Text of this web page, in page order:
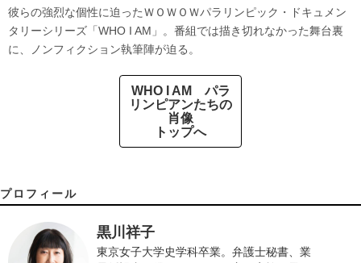
彼らの強烈な個性に迫ったＷＯＷＯＷパラリンピック・ドキュメン
タリーシリーズ「WHO I AM」。番組では描き切れなかった舞台裏
に、ノンフィクション執筆陣が迫る。
WHO I AM パラ
リンピアンたちの
肖像
トップへ
プロフィール
黒川祥子
東京女子大学史学科卒業。弁護士秘書、業